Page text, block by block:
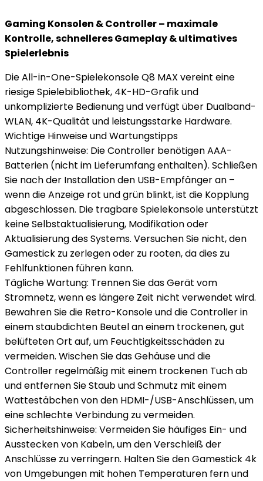
Gaming Konsolen & Controller – maximale
Kontrolle, schnelleres Gameplay & ultimatives
Spielerlebnis
Die All-in-One-Spielekonsole Q8 MAX vereint eine
riesige Spielebibliothek, 4K-HD-Grafik und
unkomplizierte Bedienung und verfügt über Dualband-
WLAN, 4K-Qualität und leistungsstarke Hardware.
Wichtige Hinweise und Wartungstipps
Nutzungshinweise: Die Controller benötigen AAA-
Batterien (nicht im Lieferumfang enthalten). Schließen
Sie nach der Installation den USB-Empfänger an –
wenn die Anzeige rot und grün blinkt, ist die Kopplung
abgeschlossen. Die tragbare Spielekonsole unterstützt
keine Selbstaktualisierung, Modifikation oder
Aktualisierung des Systems. Versuchen Sie nicht, den
Gamestick zu zerlegen oder zu rooten, da dies zu
Fehlfunktionen führen kann.
Tägliche Wartung: Trennen Sie das Gerät vom
Stromnetz, wenn es längere Zeit nicht verwendet wird.
Bewahren Sie die Retro-Konsole und die Controller in
einem staubdichten Beutel an einem trockenen, gut
belüfteten Ort auf, um Feuchtigkeitsschäden zu
vermeiden. Wischen Sie das Gehäuse und die
Controller regelmäßig mit einem trockenen Tuch ab
und entfernen Sie Staub und Schmutz mit einem
Wattestäbchen von den HDMI-/USB-Anschlüssen, um
eine schlechte Verbindung zu vermeiden.
Sicherheitshinweise: Vermeiden Sie häufiges Ein- und
Ausstecken von Kabeln, um den Verschleiß der
Anschlüsse zu verringern. Halten Sie den Gamestick 4k
von Umgebungen mit hohen Temperaturen fern und